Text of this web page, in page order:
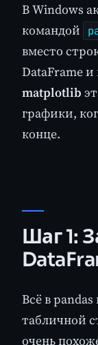
В Windows
командой
вместо
DataFrame
matplotlib
графики,
конце.
Шаг 1:
Всё в
табличной
очень